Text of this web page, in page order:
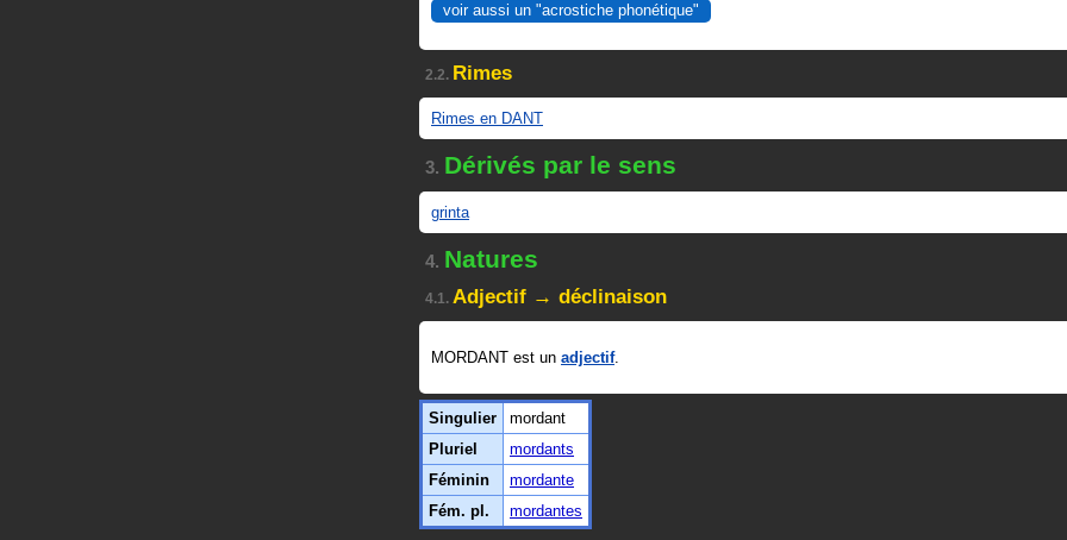
voir aussi un "acrostiche phonétique"
2.2. Rimes
Rimes en DANT
3. Dérivés par le sens
grinta
4. Natures
4.1. Adjectif → déclinaison
MORDANT est un adjectif.
Singulier
mordant
Pluriel
mordants
Féminin
mordante
Fém. pl.
mordantes